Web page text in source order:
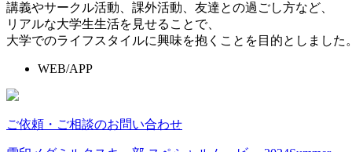
講義やサークル活動、課外活動、友達との過ごし方など、
リアルな大学生生活を見せることで、
大学でのライフスタイルに興味を抱くことを目的としました。
WEB/APP
ご依頼・ご相談のお問い合わせ